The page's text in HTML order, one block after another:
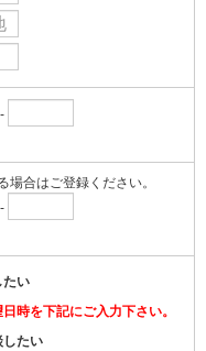
-
場合はご登録ください。
-
たい
時を下記にご入力下さい。
したい